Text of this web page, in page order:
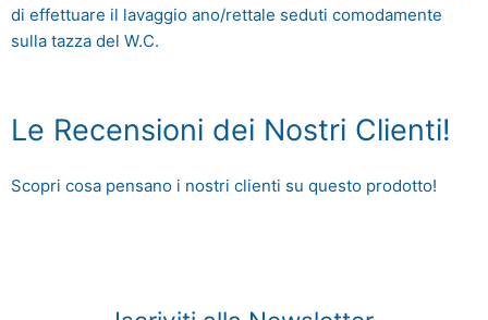
di effettuare il lavaggio ano/rettale seduti comodamente
sulla tazza del W.C.
Le Recensioni dei Nostri Clienti!
Scopri cosa pensano i nostri clienti su questo prodotto!